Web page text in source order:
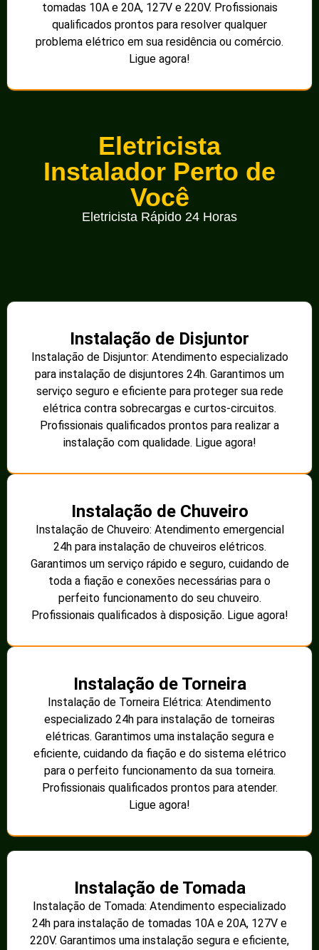
tomadas 10A e 20A, 127V e 220V. Profissionais
qualificados prontos para resolver qualquer
problema elétrico em sua residência ou comércio.
Ligue agora!
Eletricista
Instalador Perto de
Você
Eletricista Rápido 24 Horas
Instalação de Disjuntor
Instalação de Disjuntor: Atendimento especializado
para instalação de disjuntores 24h. Garantimos um
serviço seguro e eficiente para proteger sua rede
elétrica contra sobrecargas e curtos-circuitos.
Profissionais qualificados prontos para realizar a
instalação com qualidade. Ligue agora!
Instalação de Chuveiro
Instalação de Chuveiro: Atendimento emergencial
24h para instalação de chuveiros elétricos.
Garantimos um serviço rápido e seguro, cuidando de
toda a fiação e conexões necessárias para o
perfeito funcionamento do seu chuveiro.
Profissionais qualificados à disposição. Ligue agora!
Instalação de Torneira
Instalação de Torneira Elétrica: Atendimento
especializado 24h para instalação de torneiras
elétricas. Garantimos uma instalação segura e
eficiente, cuidando da fiação e do sistema elétrico
para o perfeito funcionamento da sua torneira.
Profissionais qualificados prontos para atender.
Ligue agora!
Instalação de Tomada
Instalação de Tomada: Atendimento especializado
24h para instalação de tomadas 10A e 20A, 127V e
220V. Garantimos uma instalação segura e eficiente,